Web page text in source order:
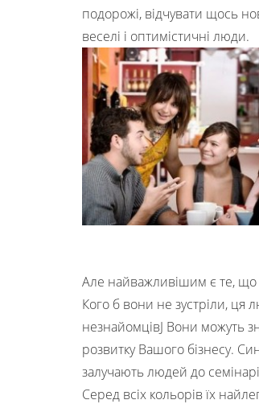
подорожі, відчувати щось
веселі і оптимістичні люди.
Але найважливішим є те, що
Кого б вони не зустріли, ця
незнайомцівJ Вони можуть
розвитку Вашого бізнесу.
залучають людей до
Серед всіх кольорів їх